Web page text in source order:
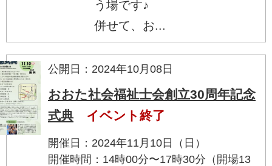
う場です♪
併せて、お...
公開日：2024年10月08日
おおた社会福祉士会創立30周年記念
式典
イベント終了
開催日：2024年11月10日（日）
開催時間：14時00分〜17時30分（開場13